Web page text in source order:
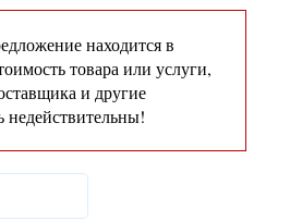
находится в
товара или услуги,
и другие
недействительны!